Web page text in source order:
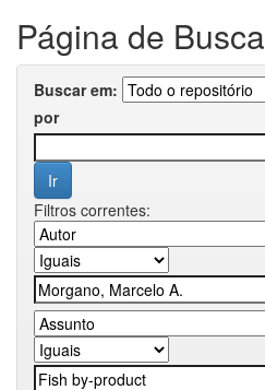
Página de Busca
Buscar em:
por
Filtros correntes: